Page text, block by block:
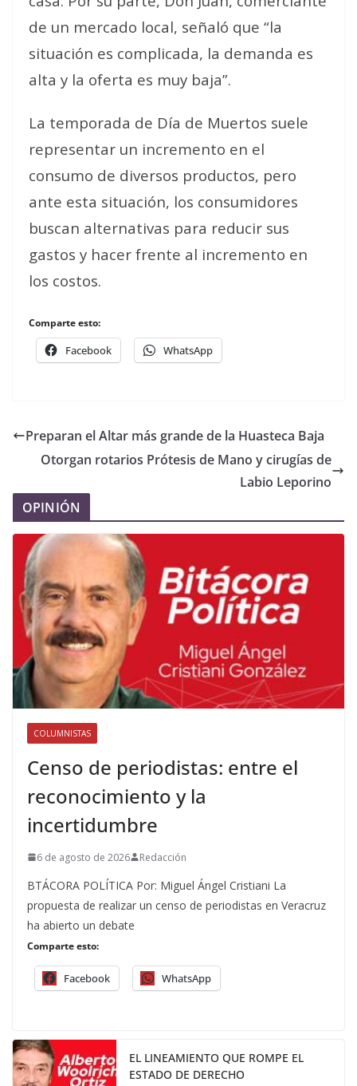
de un mercado local, señaló que “la
situación es complicada, la demanda es
alta y la oferta es muy baja”.
La temporada de Día de Muertos suele
representar un incremento en el
consumo de diversos productos, pero
ante esta situación, los consumidores
buscan alternativas para reducir sus
gastos y hacer frente al incremento en
los costos.
Comparte esto:
Facebook WhatsApp
Preparan el Altar más grande de la Huasteca Baja
Otorgan rotarios Prótesis de Mano y cirugías de
Labio Leporino
OPINIÓN
COLUMNISTAS
Censo de periodistas: entre el
reconocimiento y la
incertidumbre
6 de agosto de 2026 Redacción
BTÁCORA POLÍTICA Por: Miguel Ángel Cristiani La
propuesta de realizar un censo de periodistas en Veracruz
ha abierto un debate
Comparte esto:
Facebook WhatsApp
EL LINEAMIENTO QUE ROMPE EL
ESTADO DE DERECHO